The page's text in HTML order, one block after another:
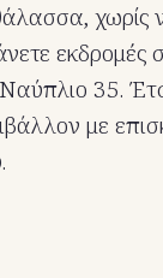
χωρίς
εκδρομές
35.
με